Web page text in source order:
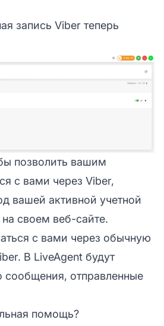
запись Viber теперь
позволить вашим
с вами через Viber,
вашей активной учетной
своем веб-сайте.
с вами через обычную
В LiveAgent будут
сообщения, отправленные
помощь?